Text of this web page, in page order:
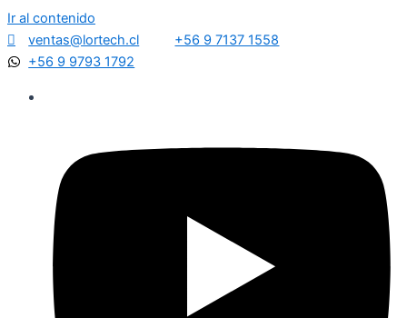
Ir al contenido
ventas@lortech.cl
+56 9 7137 1558
+56 9 9793 1792